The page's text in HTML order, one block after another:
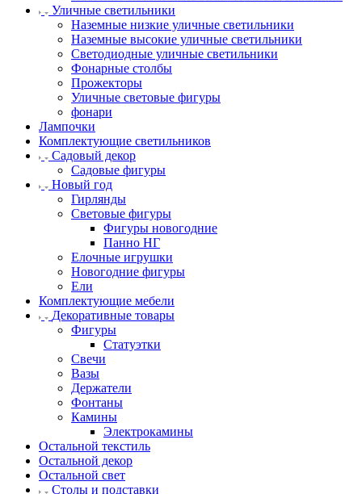
Уличные светильники
Наземные низкие уличные светильники
Наземные высокие уличные светильники
Светодиодные уличные светильники
Фонарные столбы
Прожекторы
Уличные световые фигуры
фонари
Лампочки
Комплектующие светильников
Садовый декор
Садовые фигуры
Новый год
Гирлянды
Световые фигуры
Фигуры новогодние
Панно НГ
Елочные игрушки
Новогодние фигуры
Ели
Комплектующие мебели
Декоративные товары
Фигуры
Статуэтки
Свечи
Вазы
Держатели
Фонтаны
Камины
Электрокамины
Остальной текстиль
Остальной декор
Остальной свет
Столы и подставки